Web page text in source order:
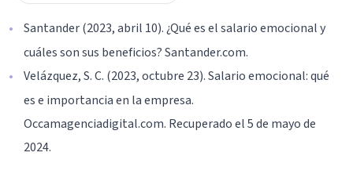
Santander (2023, abril 10). ¿Qué es el salario emocional y
cuáles son sus beneficios? Santander.com.
Velázquez, S. C. (2023, octubre 23). Salario emocional: qué
es e importancia en la empresa.
Occamagenciadigital.com. Recuperado el 5 de mayo de
2024.